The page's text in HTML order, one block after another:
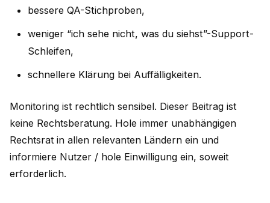
bessere QA-Stichproben,
weniger “ich sehe nicht, was du siehst”-Support-
Schleifen,
schnellere Klärung bei Auffälligkeiten.
Monitoring ist rechtlich sensibel. Dieser Beitrag ist
keine Rechtsberatung. Hole immer unabhängigen
Rechtsrat in allen relevanten Ländern ein und
informiere Nutzer / hole Einwilligung ein, soweit
erforderlich.